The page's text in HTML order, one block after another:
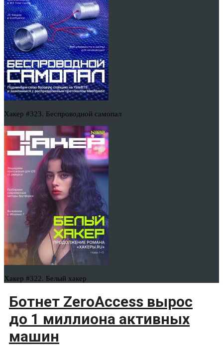
Хакер #323. Беспроводной самопал
Хакер #322. Белый хакер
Ботнет ZeroAccess вырос
до 1 миллиона активных
машин